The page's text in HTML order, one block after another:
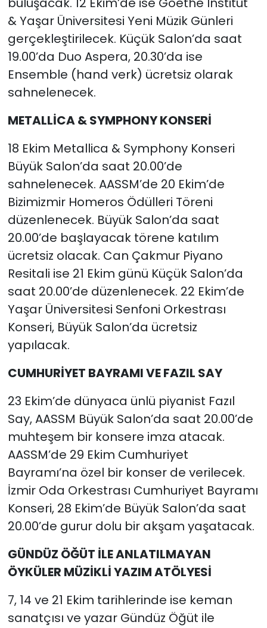
& Yaşar Üniversitesi Yeni Müzik Günleri
gerçekleştirilecek. Küçük Salon’da saat
19.00’da Duo Aspera, 20.30’da ise
Ensemble (hand verk) ücretsiz olarak
sahnelenecek.
METALLİCA & SYMPHONY KONSERİ
18 Ekim Metallica & Symphony Konseri
Büyük Salon’da saat 20.00’de
sahnelenecek. AASSM’de 20 Ekim’de
Bizimizmir Homeros Ödülleri Töreni
düzenlenecek. Büyük Salon’da saat
20.00’de başlayacak törene katılım
ücretsiz olacak. Can Çakmur Piyano
Resitali ise 21 Ekim günü Küçük Salon’da
saat 20.00’de düzenlenecek. 22 Ekim’de
Yaşar Üniversitesi Senfoni Orkestrası
Konseri, Büyük Salon’da ücretsiz
yapılacak.
CUMHURİYET BAYRAMI VE FAZIL SAY
23 Ekim’de dünyaca ünlü piyanist Fazıl
Say, AASSM Büyük Salon’da saat 20.00’de
muhteşem bir konsere imza atacak.
AASSM’de 29 Ekim Cumhuriyet
Bayramı’na özel bir konser de verilecek.
İzmir Oda Orkestrası Cumhuriyet Bayramı
Konseri, 28 Ekim’de Büyük Salon’da saat
20.00’de gurur dolu bir akşam yaşatacak.
GÜNDÜZ ÖĞÜT İLE ANLATILMAYAN
ÖYKÜLER MÜZİKLİ YAZIM ATÖLYESİ
7, 14 ve 21 Ekim tarihlerinde ise keman
sanatçısı ve yazar Gündüz Öğüt ile